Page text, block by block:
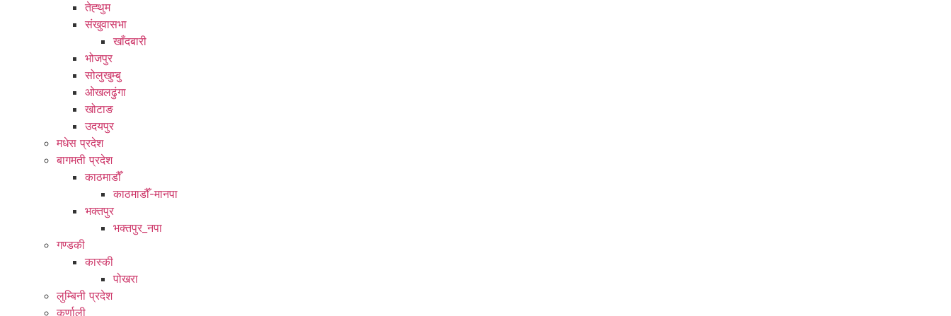
तेह्थुम
संखुवासभा
खाँदबारी
भोजपुर
सोलुखुम्बु
ओखलढुंगा
खोटाङ
उदयपुर
मधेस प्रदेश
बागमती प्रदेश
काठमाडौँ
काठमाडौँ-मानपा
भक्तपुर
भक्तपुर_नपा
गण्डकी
कास्की
पोखरा
लुम्बिनी प्रदेश
कर्णाली